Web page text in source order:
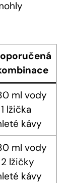
ml vody
lžička
kávy
ml vody
lžičky
kávy